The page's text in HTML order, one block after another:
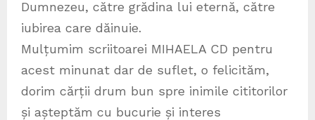
Dumnezeu, către grădina lui eternă, către
iubirea care dăinuie.
Mulțumim scriitoarei MIHAELA CD pentru
acest minunat dar de suflet, o felicităm,
dorim cărții drum bun spre inimile cititorilor
și așteptăm cu bucurie și interes